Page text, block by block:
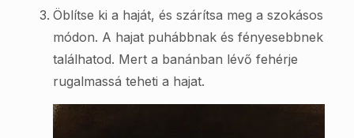
Öblítse ki a haját, és szárítsa meg a szokásos
módon. A hajat puhábbnak és fényesebbnek
találhatod. Mert a banánban lévő fehérje
rugalmassá teheti a hajat.